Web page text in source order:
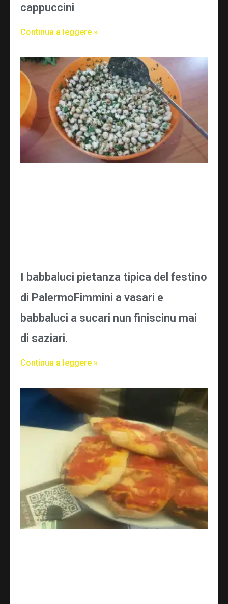
cappuccini
Continua a leggere »
I babbaluci pietanza tipica del festino
di PalermoFimmini a vasari e
babbaluci a sucari nun finiscinu mai
di saziari.
Continua a leggere »